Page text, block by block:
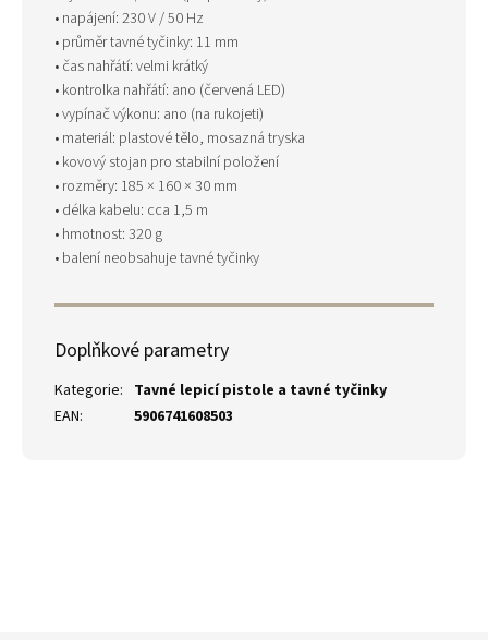
• napájení: 230 V / 50 Hz
• průměr tavné tyčinky: 11 mm
• čas nahřátí: velmi krátký
• kontrolka nahřátí: ano (červená LED)
• vypínač výkonu: ano (na rukojeti)
• materiál: plastové tělo, mosazná tryska
• kovový stojan pro stabilní položení
• rozměry: 185 × 160 × 30 mm
• délka kabelu: cca 1,5 m
• hmotnost: 320 g
• balení neobsahuje tavné tyčinky
Doplňkové parametry
Kategorie: Tavné lepicí pistole a tavné tyčinky
EAN: 5906741608503